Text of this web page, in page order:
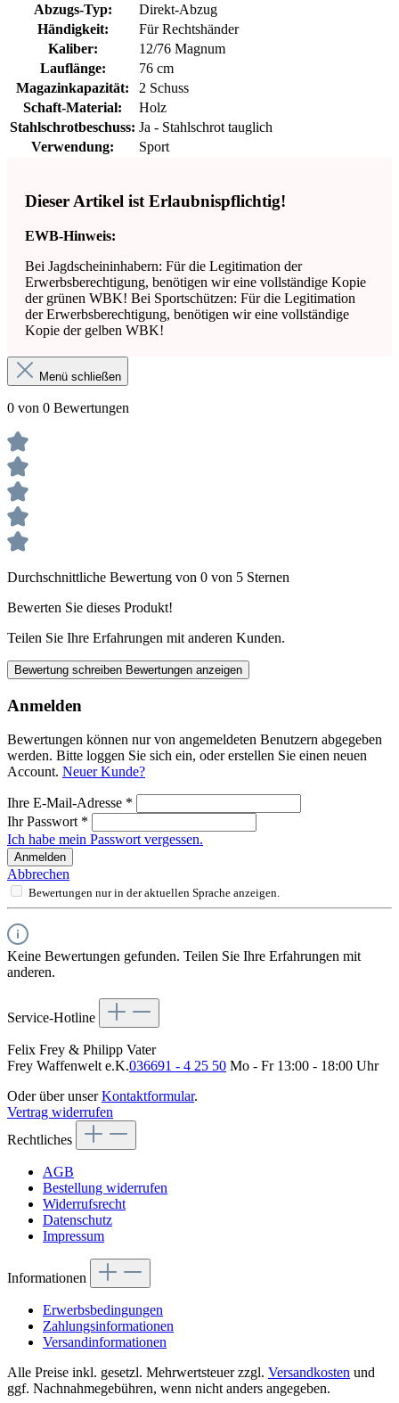
Abzugs-Typ:
Direkt-Abzug
Händigkeit:
Für Rechtshänder
Kaliber:
12/76 Magnum
Lauflänge:
76 cm
Magazinkapazität:
2 Schuss
Schaft-Material:
Holz
Stahlschrotbeschuss: Ja - Stahlschrot tauglich
Verwendung:
Sport
Dieser Artikel ist Erlaubnispflichtig!
EWB-Hinweis:
Bei Jagdscheininhabern: Für die Legitimation der
Erwerbsberechtigung, benötigen wir eine vollständige Kopie
der grünen WBK! Bei Sportschützen: Für die Legitimation
der Erwerbsberechtigung, benötigen wir eine vollständige
Kopie der gelben WBK!
Menü schließen
0 von 0 Bewertungen
Durchschnittliche Bewertung von 0 von 5 Sternen
Bewerten Sie dieses Produkt!
Teilen Sie Ihre Erfahrungen mit anderen Kunden.
Bewertung schreiben Bewertungen anzeigen
Anmelden
Bewertungen können nur von angemeldeten Benutzern abgegeben
werden. Bitte loggen Sie sich ein, oder erstellen Sie einen neuen
Account. Neuer Kunde?
Ihre E-Mail-Adresse *
Ihr Passwort *
Ich habe mein Passwort vergessen.
Anmelden
Abbrechen
Bewertungen nur in der aktuellen Sprache anzeigen.
Keine Bewertungen gefunden. Teilen Sie Ihre Erfahrungen mit
anderen.
Service-Hotline
Felix Frey & Philipp Vater
Frey Waffenwelt e.K.036691 - 4 25 50 Mo - Fr 13:00 - 18:00 Uhr
Oder über unserKontaktformular.
Vertrag widerrufen
Rechtliches
AGB
Bestellung widerrufen
Widerrufsrecht
Datenschutz
Impressum
Informationen
Erwerbsbedingungen
Zahlungsinformationen
Versandinformationen
Alle Preise inkl. gesetzl. Mehrwertsteuer zzgl. Versandkosten und
ggf. Nachnahmegebühren, wenn nicht anders angegeben.